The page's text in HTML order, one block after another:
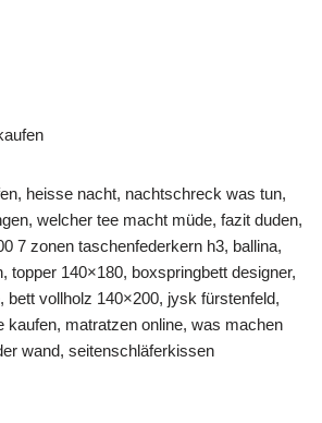
heisse nacht, nachtschreck was tun,
welcher tee macht müde, fazit duden,
7 zonen taschenfederkern h3, ballina,
topper 140×180, boxspringbett designer,
bett vollholz 140×200, jysk fürstenfeld,
kaufen, matratzen online, was machen
wand, seitenschläferkissen